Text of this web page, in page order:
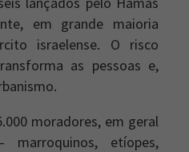
em grande maioria
israelense. O risco
as pessoas e,
moradores, em geral
marroquinos, etíopes,